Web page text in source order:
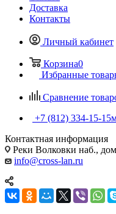
Доставка
Контакты
Личный кабинет
Корзина0
Избранные
Сравнение
+7 (812) 334-15-15
Контактная информация
Реки Волковки наб.,
info@cross-lan.ru